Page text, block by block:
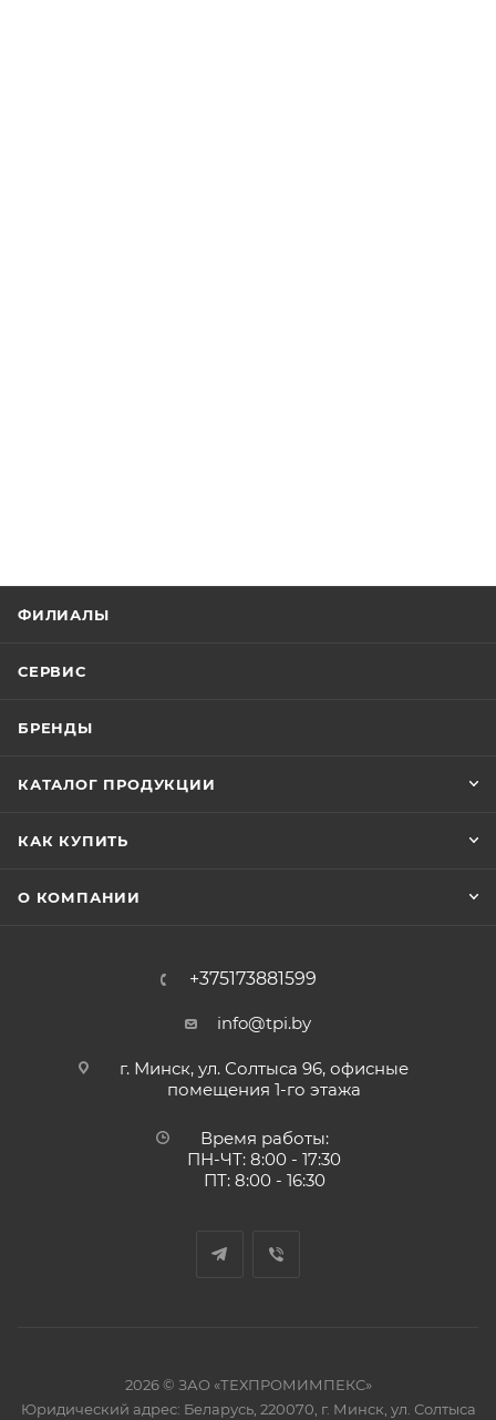
ФИЛИАЛЫ
СЕРВИС
БРЕНДЫ
КАТАЛОГ ПРОДУКЦИИ
КАК КУПИТЬ
О КОМПАНИИ
+375173881599
info@tpi.by
г. Минск, ул. Солтыса 96, офисные
помещения 1-го этажа
Время работы:
ПН-ЧТ: 8:00 - 17:30
ПТ: 8:00 - 16:30
2026 © ЗАО «ТЕХПРОМИМПЕКС»
Юридический адрес: Беларусь, 220070, г. Минск, ул. Солтыса